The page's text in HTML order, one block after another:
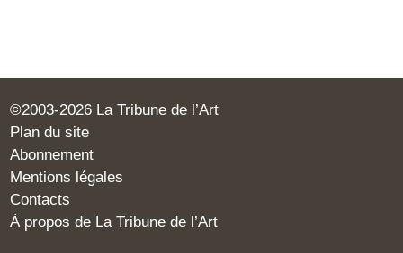
©2003-2026 La Tribune de l’Art
Plan du site
Abonnement
Mentions légales
Contacts
À propos de La Tribune de l’Art